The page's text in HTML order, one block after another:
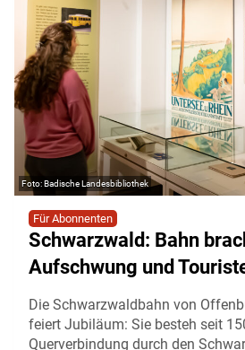
Badische Landesbibliothek
Für Abonnenten
Schwarzwald: Bahn
Aufschwung und
Die Schwarzwaldbahn von
feiert Jubiläum: Sie besteh seit
Querverbindung durch den